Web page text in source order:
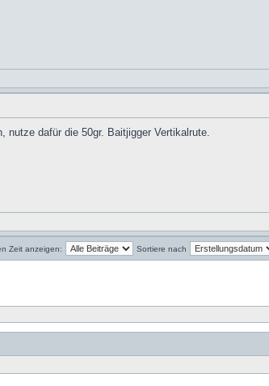
nutze dafür die 50gr. Baitjigger Vertikalrute.
Zeit anzeigen: Sortiere nach